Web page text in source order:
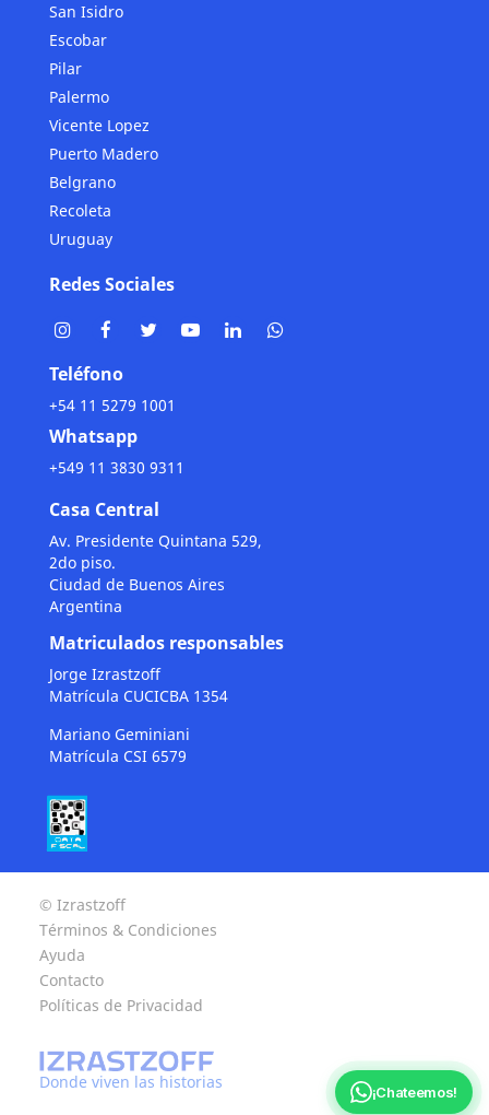
San Isidro
Escobar
Pilar
Palermo
Vicente Lopez
Puerto Madero
Belgrano
Recoleta
Uruguay
Redes Sociales
Teléfono
+54 11 5279 1001
Whatsapp
+549 11 3830 9311
Casa Central
Av. Presidente Quintana 529,
2do piso.
Ciudad de Buenos Aires
Argentina
Matriculados responsables
Jorge Izrastzoff
Matrícula CUCICBA 1354
Mariano Geminiani
Matrícula CSI 6579
© Izrastzoff
Términos & Condiciones
Ayuda
Contacto
Políticas de Privacidad
Donde viven las historias
¡Chateemos!